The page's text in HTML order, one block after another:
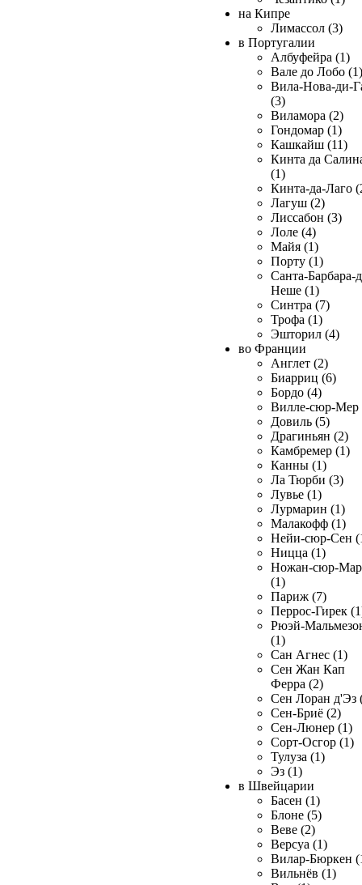
на Кипре
Лимассол (3)
в Португалии
Албуфейра (1)
Вале до Лобо (1)
Вила-Нова-ди-
(3)
Виламора (2)
Гондомар (1)
Кашкайш (11)
Кинта да
(1)
Кинта-да-Лаго
Лагуш (2)
Лиссабон (3)
Лоле (4)
Майя (1)
Порту (1)
Санта-Барбара-
Неше (1)
Синтра (7)
Трофа (1)
Эшторил (4)
во Франции
Англет (2)
Биарриц (6)
Бордо (4)
Вилле-сюр-Мер
Довиль (5)
Драгиньян (2)
Камбремер (1)
Канны (1)
Ла Тюрби (3)
Лувье (1)
Лурмарин (1)
Малакофф (1)
Нейи-сюр-Сен
Ницца (1)
Ножан-сюр-
(1)
Париж (7)
Перрос-Гирек
Рюэй-
(1)
Сан Агнес (1)
Сен Жан Кап
Ферра (2)
Сен Лоран д'Эз
Сен-Бриё (2)
Сен-Люнер (1)
Сорт-Осгор (1)
Тулуза (1)
Эз (1)
в Швейцарии
Басен (1)
Блоне (5)
Веве (2)
Версуа (1)
Вилар-Бюркен
Вильнёв (1)